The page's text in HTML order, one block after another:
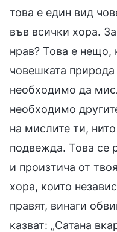
това е един вид
във всички хора.
нрав? Това е нещо,
човешката
необходимо да
необходимо
на мислите ти,
подвежда. Това се
и произтича от
хора, които
правят, винаги
казват: „Сатана